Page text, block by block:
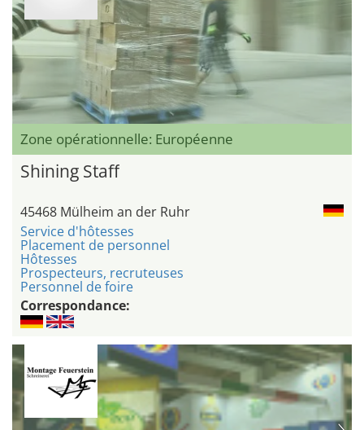
Zone opérationnelle: Européenne
Shining Staff
45468 Mülheim an der Ruhr
Service d'hôtesses
Placement de personnel
Hôtesses
Prospecteurs, recruteuses
Personnel de foire
Correspondance: